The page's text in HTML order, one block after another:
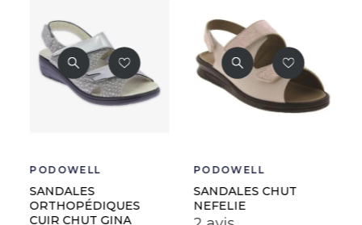
PODOWELL
SANDALES CHUT
NEFELIE
PODOWELL
SANDALES CHUT
DAVINA